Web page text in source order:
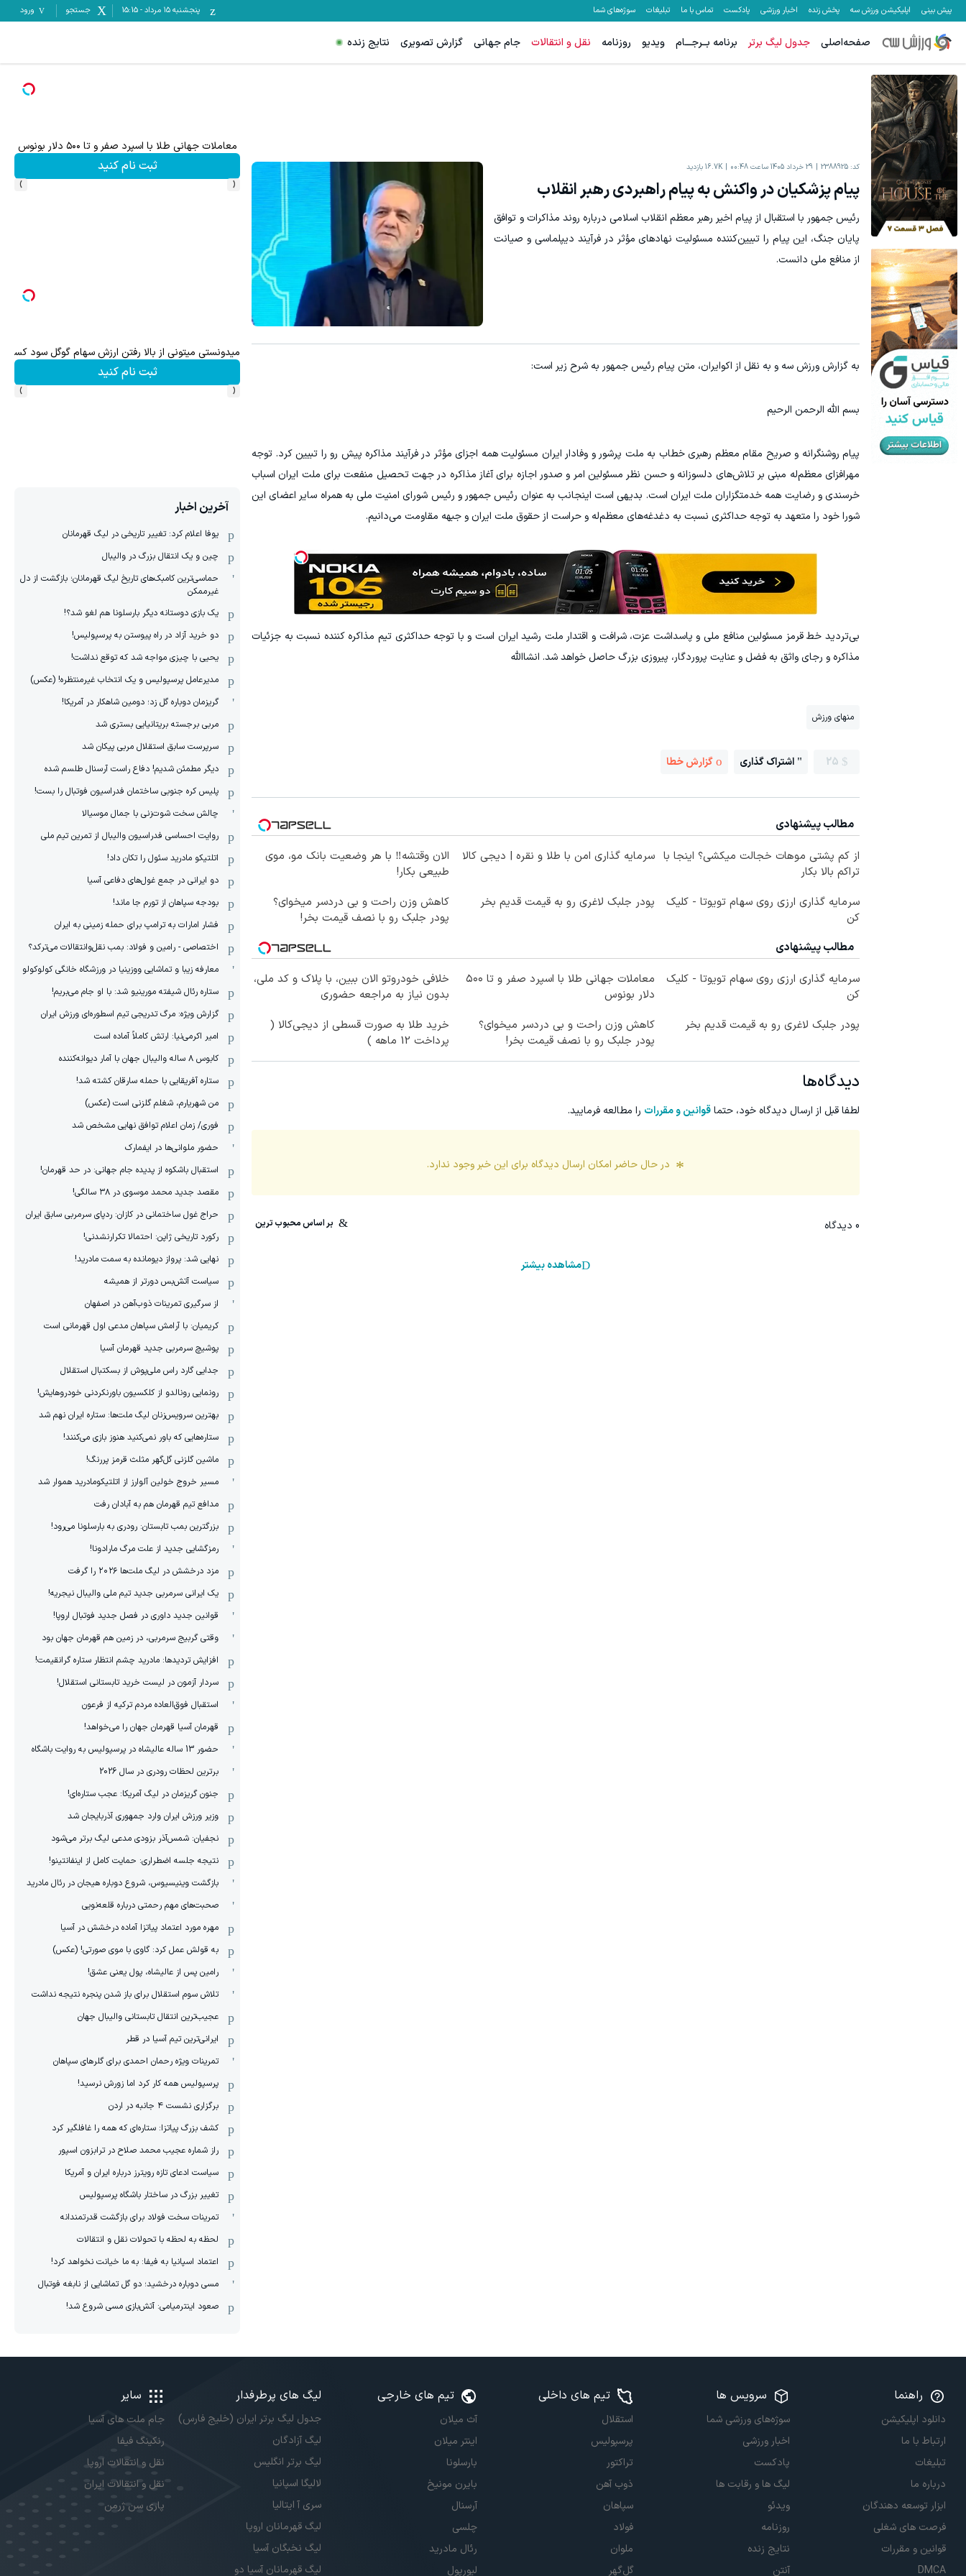
پیش بینی اپلیکیشن ورزش سه پخش زنده اخبار ورزشی پادکست تماس با ما تبلیغات سوژه‌های شما پنجشنبه ۱۵ مرداد -
15:15 جستجو ورود
صفحه‌اصلی جدول لیگ برتر برنامه بــرجـــام ویدیو روزنامه نقل و انتقالات جام جهانی گزارش تصویری نتایج زنده
کد: 2388925 29 خرداد 1405 ساعت 00:48 16.7K بازدید
پیام پزشکیان در واکنش به پیام راهبردی رهبر انقلاب
رئیس جمهور با استقبال از پیام اخیر رهبر معظم انقلاب اسلامی درباره روند مذاکرات و توافق
پایان جنگ، این پیام را تبیین‌کننده مسئولیت نهادهای مؤثر در فرآیند دیپلماسی و صیانت
از منافع ملی دانست.
به گزارش ورزش سه و به نقل از اکوایران، متن پیام رئیس جمهور به شرح زیر است:
بسم الله الرحمن الرحیم
پیام روشنگرانه و صریح مقام معظم رهبری خطاب به ملت پرشور و وفادار ایران مسئولیت همه اجزای مؤثر در فرآیند مذاکره پیش رو را تبیین کرد. توجه
مهرافزای معظم‌له مبنی بر تلاش‌های دلسوزانه و حسن نظر مسئولین امر و صدور اجازه برای آغاز مذاکره در جهت تحصیل منفعت برای ملت ایران اسباب
خرسندی و رضایت همه خدمتگزاران ملت ایران است. بدیهی است اینجانب به عنوان رئیس جمهور و رئیس شورای امنیت ملی به همراه سایر اعضای این
شورا خود را متعهد به توجه حداکثری نسبت به دغدغه‌های معظم‌له و حراست از حقوق ملت ایران و جبهه مقاومت می‌دانیم.
بی‌تردید خط قرمز مسئولین منافع ملی و پاسداشت عزت، شرافت و اقتدار ملت رشید ایران است و با توجه حداکثری تیم مذاکره کننده نسبت به جزئیات
مذاکره و رجای واثق به فضل و عنایت پروردگار، پیروزی بزرگ حاصل خواهد شد. انشاالله
منهای ورزش
25 اشتراک گذاری گزارش خطا
مطالب پیشنهادی
از کم پشتی موهات خجالت میکشی؟ اینجا با
تراکم بالا بکار
سرمایه گذاری امن با طلا و نقره | دیجی کالا
الان وقتشه‼️ با هر وضعیت بانک مو، موی
طبیعی بکار!
سرمایه گذاری ارزی روی سهام تویوتا - کلیک
کن
پودر جلبک لاغری رو به قیمت قدیم بخر
کاهش وزن راحت و بی دردسر میخوای؟
پودر جلبک رو با نصف قیمت بخر!
مطالب پیشنهادی
سرمایه گذاری ارزی روی سهام تویوتا - کلیک
کن
معاملات جهانی طلا با اسپرد صفر و تا ۵۰۰
دلار بونوس
خلافی خودروتو الان ببین، با پلاک و کد ملی،
بدون نیاز به مراجعه حضوری
پودر جلبک لاغری رو به قیمت قدیم بخر
کاهش وزن راحت و بی دردسر میخوای؟
پودر جلبک رو با نصف قیمت بخر!
خرید طلا به صورت قسطی از دیجی‌کالا (
پرداخت 12 ماهه )
دیدگاه‌ها
لطفا قبل از ارسال دیدگاه خود، حتماقوانین و مقررات را مطالعه فرمایید.
در حال حاضر امکان ارسال دیدگاه برای این خبر وجود ندارد.
0 دیدگاه
مشاهده بیشتر
میدونستی میتونی از بالا رفتن ارزش سهام گوگل سود کسب کنی؟
ثبت نام کنید ثبت نام کنید
معاملات جهانی طلا با اسپرد صفر و تا ۵۰۰ دلار بونوس
ثبت نام کنید
‹
›
سرمایه گذاری ارزی روی سهام تویوتا - کلیک کن
ثبت نام کنید ثبت نام کنید
میدونستی میتونی از بالا رفتن ارزش سهام گوگل سود کسب
ثبت نام کنید
‹
›
آخرین اخبار
یوفا اعلام کرد: تغییر تاریخی در لیگ قهرمانان
چین و یک انتقال بزرگ در والیبال
حماسی‌ترین کامبک‌های تاریخ لیگ قهرمانان؛ بازگشت از دل
غیرممکن
یک بازی دوستانه دیگر بارسلونا هم لغو شد؟!
دو خرید آزاد در راه پیوستن به پرسپولیس!
یحیی با چیزی مواجه شد که توقع نداشت!
مدیرعامل پرسپولیس و یک انتخاب غیرمنتظره! (عکس)
گریزمان دوباره گل زد؛ دومین شاهکار در آمریکا!
مربی برجسته بریتانیایی بستری شد
سرپرست سابق استقلال مربی پیکان شد
دیگر مطمئن شدیم! دفاع راست آرسنال طلسم شده
پلیس کره ‌جنوبی ساختمان فدراسیون فوتبال را بست!
چالش سخت شوت‌زنی با جمال موسیالا
روایت احساسی فدراسیون والیبال از تمرین تیم ملی
اتلتیکو مادرید سئول را تکان داد!
دو ایرانی در جمع غول‌های دفاعی آسیا
بودجه سپاهان از تورم جا ماند!
فشار امارات به ترامپ برای حمله زمینی به ایران
اختصاصی - رامین و فولاد: بمب نقل‌و‌انتقالات می‌ترکد؟
معارفه زیبا و تماشایی ووزینیا در ورزشگاه خانگی کولوکولو
ستاره رئال شیفته مورینیو شد: با او جام می‌بریم!
گزارش ویژه: مرگ تدریجی تیم اسطوره‌ای ورزش ایران
امیر اکرمی‌نیا: ارتش کاملاً آماده است
کابوس ۸ ساله والیبال جهان با آمار دیوانه‌کننده
ستاره آفریقایی با حمله سارقان کشته شد!
من شهریارم، شغلم گلزنی است (عکس)
فوری/ زمان اعلام توافق نهایی مشخص شد
حضور ملوانی‌ها در ایفمارک
استقبال باشکوه از پدیده جام جهانی: در حد قهرمان!
مقصد جدید محمد موسوی در ٣٨ سالگی!
حراج غول ساختمانی در کازان: ردپای سرمربی سابق ایران
رکورد تاریخی ژاپن: احتمالا تکرارنشدنی!
نهایی شد: پرواز دیومانده به سمت مادرید!
سیاست آتش‌بس دورتر از همیشه
از سرگیری تمرینات ذوب‌آهن در اصفهان
کریمیان: با آرامش سپاهان مدعی اول قهرمانی است
پوشیچ سرمربی جدید قهرمان آسیا
جدایی گارد راس ملی‌پوش از بسکتبال استقلال
رونمایی رونالدو از کلکسیون باورنکردنی خودروهایش!
بهترین سرویس‌زنان لیگ ملت‌ها: ستاره ایران نهم شد
ستاره‌هایی که باور نمی‌کنید هنوز بازی می‌کنند!
ماشین گلزنی گل‌گهر مثلث قرمز پررنگ!
مسیر خروج خولین آلوارز از اتلتیکومادرید هموار شد
مدافع تیم قهرمان هم به آبادان رفت
بزرگترین بمب تابستان: رودری به بارسلونا می‌رود!
رمزگشایی جدید از علت مرگ مارادونا!
مزد درخشش در لیگ ملت‌ها ٢٠٢۶ را گرفت
یک ایرانی سرمربی جدید تیم ملی والیبال نیجریه!
قوانین جدید داوری در فصل جدید فوتبال اروپا!
وقتی گربیج سرمربی، در زمین هم قهرمان جهان بود
افزایش تردیدها: مادرید چشم انتظار ستاره گرانقیمت!
سردار آزمون در لیست خرید تابستانی استقلال!
استقبال فوق‌‌العاده مردم ترکیه از فرعون
قهرمان آسیا قهرمان جهان را می‌خواهد!
حضور 13 ساله عالیشاه در پرسپولیس به روایت باشگاه
برترین لحظات رودری در سال 2026
جنون گریزمان در لیگ آمریکا: عجب ستاره‌ای!
وزیر ورزش ایران وارد جمهوری آذربایجان شد
نجفیان: شمس‌آذر بزودی مدعی لیگ برتر می‌شود
نتیجه جلسه اضطراری: حمایت کامل از اینفانتینو!
بازگشت وینیسیوس، شروع دوباره هیجان در رئال مادرید
صحبت‌های مهم رحمتی درباره قلعه‌نویی
مهره مورد اعتماد پیاتزا آماده درخشش در آسیا
به قولش عمل کرد: گاوی با موی صورتی! (عکس)
رامین پس از عالیشاه، پول یعنی عشق!
تلاش سوم استقلال برای باز شدن پنجره نتیجه نداشت
عجیب‌ترین انتقال تابستانی والیبال جهان
ایرانی‌ترین تیم آسیا در قطر
تمرینات ویژه رحمان احمدی برای گلرهای سپاهان
پرسپولیس همه کار کرد اما زورش نرسید!
برگزاری نشست ۴ جانبه در اردن
کشف بزرگ پیاتزا: ستاره‌ای که همه را غافلگیر کرد
راز شماره عجیب محمد صلاح در ترابزون اسپور
سیاست ادعای تازه رویترز درباره ایران و آمریکا
تغییر بزرگ در ساختار باشگاه پرسپولیس
تمرینات سخت فولاد برای بازگشت قدرتمندانه
لحظه به لحظه با تحولات نقل و انتقالات
اعتماد اسپانیا به فیفا: به ما خیانت نخواهد کرد!
مسی دوباره درخشید؛ دو گل تماشایی از نابغه فوتبال
صعود اینترمیامی: آتش‌بازی مسی شروع شد!
راهنما
دانلود اپلیکیشن
ارتباط با ما
تبلیغات
درباره ما
ابزار توسعه دهندگان
فرصت های شغلی
قوانین و مقررات
DMCA
سرویس ها
سوژه‌های ورزشی شما
اخبار ورزشی
پادکست
لیگ ها و رقابت ها
ویدئو
روزنامه
نتایج زنده
آنتن
تیم های داخلی
استقلال
پرسپولیس
تراکتور
ذوب آهن
سپاهان
فولاد
ملوان
گل‌گهر
تیم های خارجی
آث میلان
اینتر میلان
بارسلونا
بایرن مونیخ
آرسنال
چلسی
رئال مادرید
لیورپول
لیگ های پرطرفدار
جدول لیگ برتر ایران (خلیج فارس)
لیگ آزادگان
لیگ برتر انگلیس
لالیگا اسپانیا
سری آ ایتالیا
لیگ قهرمانان اروپا
لیگ نخبگان آسیا
لیگ قهرمانان آسیا دو
سایر
جام ملت های آسیا
رنکینگ فیفا
نقل و انتقالات اروپا
نقل و انتقالات ایران
پاری سن ژرمن